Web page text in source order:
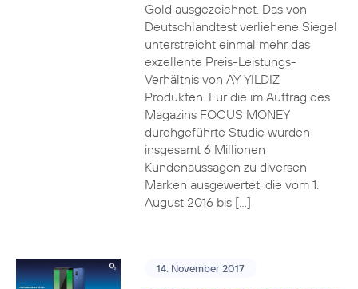
Gold ausgezeichnet. Das von
Deutschlandtest verliehene Siegel
unterstreicht einmal mehr das
exzellente Preis-Leistungs-
Verhältnis von AY YILDIZ
Produkten. Für die im Auftrag des
Magazins FOCUS MONEY
durchgeführte Studie wurden
insgesamt 6 Millionen
Kundenaussagen zu diversen
Marken ausgewertet, die vom 1.
August 2016 bis […]
14. November 2017